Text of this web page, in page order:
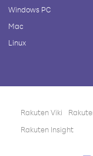
Windows PC
Mac
Linux
Rakuten Viki
Rakuten Insight